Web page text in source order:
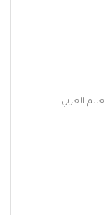
العربي.